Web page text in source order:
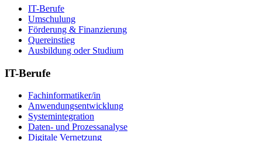
IT-Berufe
Umschulung
Förderung & Finanzierung
Quereinstieg
Ausbildung oder Studium
IT-Berufe
Fachinformatiker/in
Anwendungsentwicklung
Systemintegration
Daten- und Prozessanalyse
Digitale Vernetzung